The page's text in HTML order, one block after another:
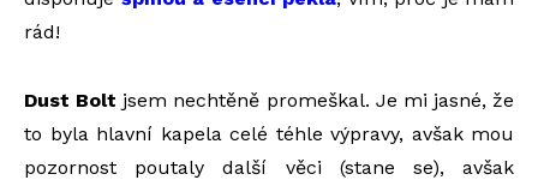
rád!
Dust Bolt jsem nechtěně promeškal. Je mi jasné, že
to byla hlavní kapela celé téhle výpravy, avšak mou
pozornost poutaly další věci (stane se), avšak